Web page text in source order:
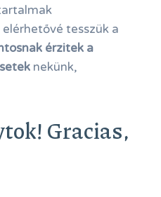
tesszük a
érzitek a
nekünk,
Gracias,